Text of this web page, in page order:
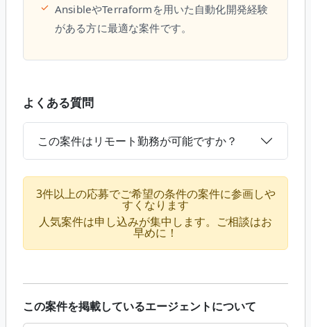
✓ AnsibleやTerraformを用いた自動化開発経験
がある方に最適な案件です。
よくある質問
この案件はリモート勤務が可能ですか？
3件以上の応募でご希望の条件の案件に参画しや
すくなります
人気案件は申し込みが集中します。ご相談はお
早めに！
この案件を掲載しているエージェントについて